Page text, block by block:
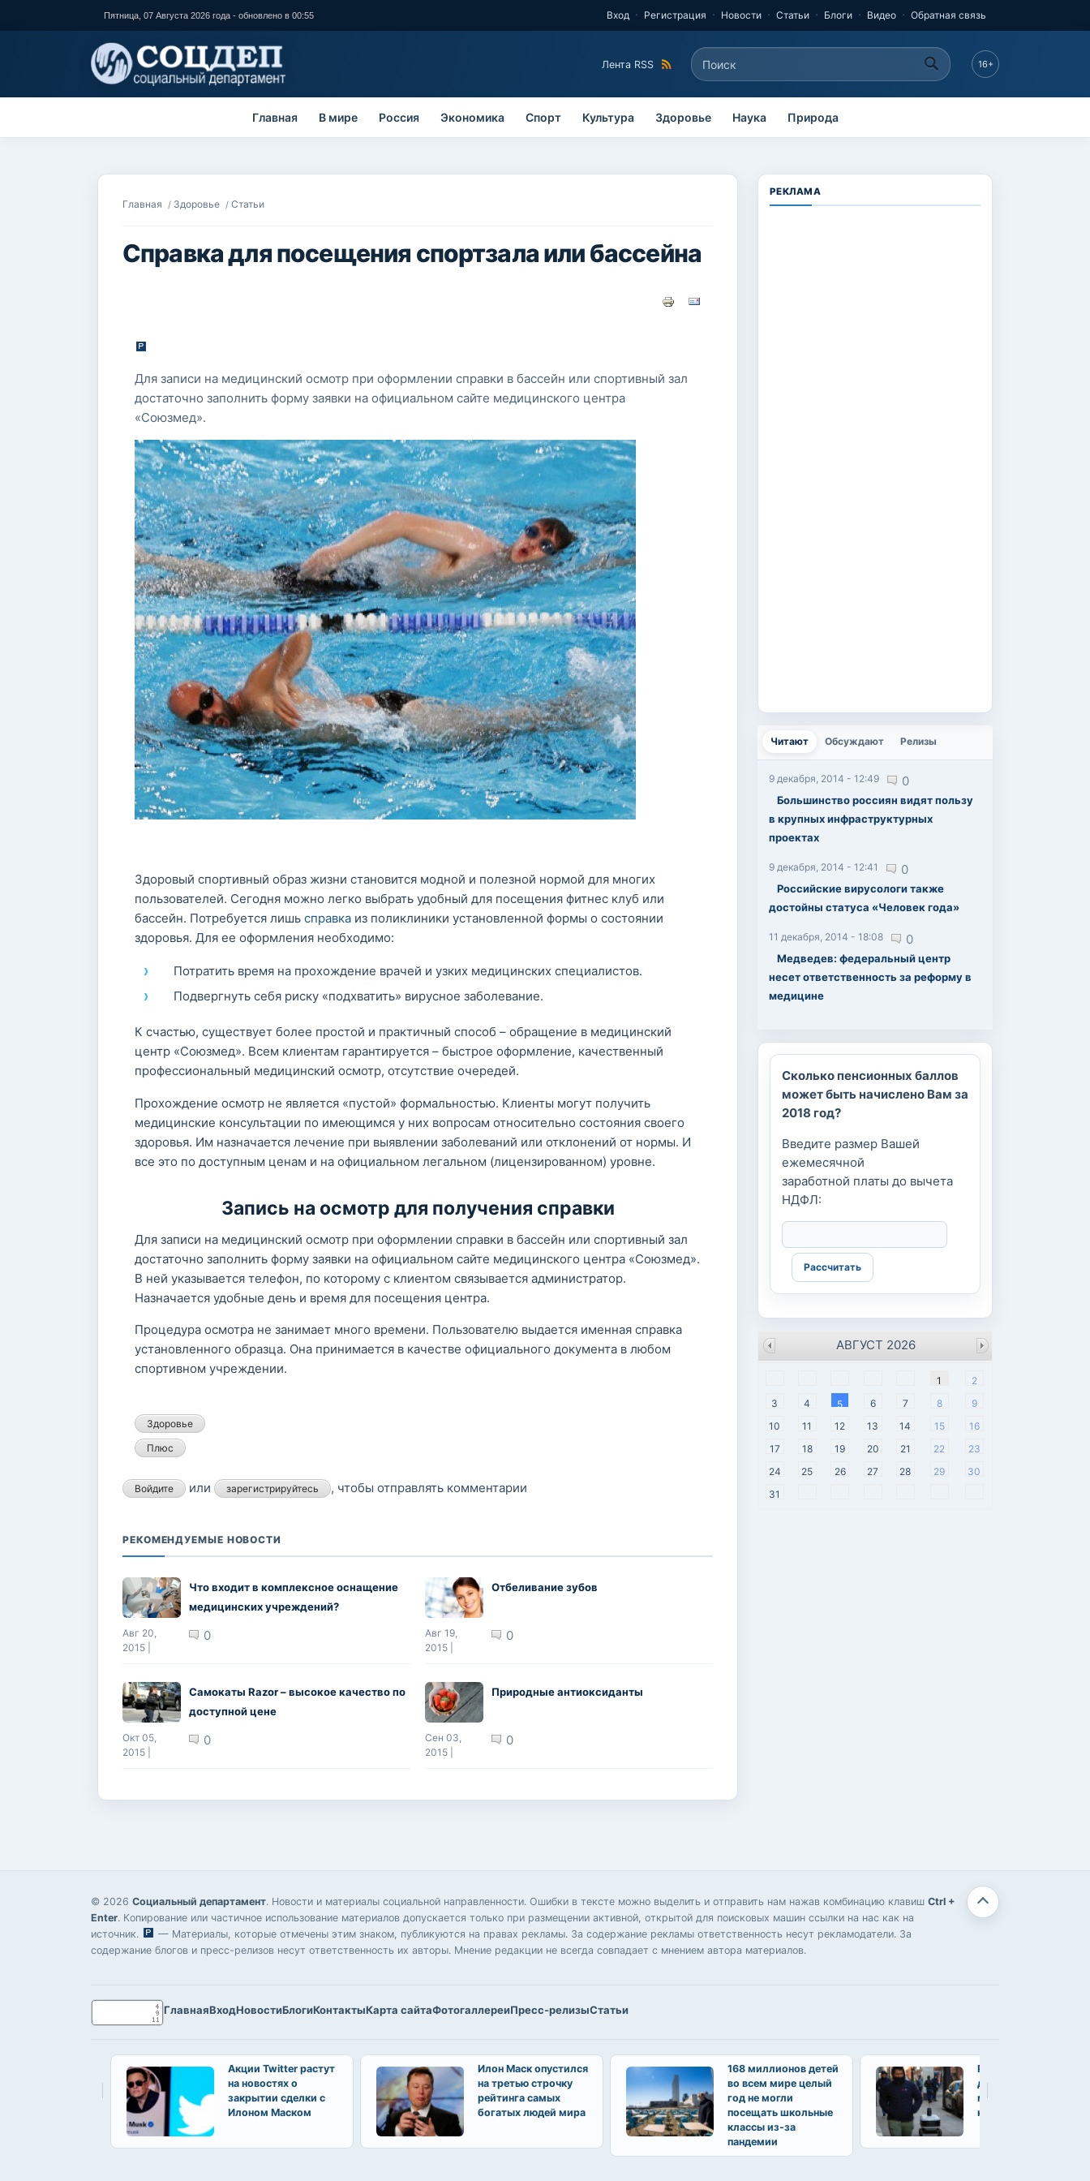
основному
Пятница, 07 Августа 2026 года - обновлено в 00:55 Вход Регистрация Новости Статьи Блоги Видео Обратная связь
Лента RSS Форма поиска
Поиск 16+
Главная В мире Россия Экономика Спорт Культура Здоровье Наука Природа
Вы здесь
Главная / Здоровье / Статьи
Справка для посещения спортзала или бассейна
Для записи на медицинский осмотр при оформлении справки в бассейн или спортивный зал
достаточно заполнить форму заявки на официальном сайте медицинского центра
«Союзмед».
Здоровый спортивный образ жизни становится модной и полезной нормой для многих
пользователей. Сегодня можно легко выбрать удобный для посещения фитнес клуб или
бассейн. Потребуется лишь справка из поликлиники установленной формы о состоянии
здоровья. Для ее оформления необходимо:
Потратить время на прохождение врачей и узких медицинских специалистов.
Подвергнуть себя риску «подхватить» вирусное заболевание.
К счастью, существует более простой и практичный способ – обращение в медицинский
центр «Союзмед». Всем клиентам гарантируется – быстрое оформление, качественный
профессиональный медицинский осмотр, отсутствие очередей.
Прохождение осмотр не является «пустой» формальностью. Клиенты могут получить
медицинские консультации по имеющимся у них вопросам относительно состояния своего
здоровья. Им назначается лечение при выявлении заболеваний или отклонений от нормы. И
все это по доступным ценам и на официальном легальном (лицензированном) уровне.
Запись на осмотр для получения справки
Для записи на медицинский осмотр при оформлении справки в бассейн или спортивный зал
достаточно заполнить форму заявки на официальном сайте медицинского центра «Союзмед».
В ней указывается телефон, по которому с клиентом связывается администратор.
Назначается удобные день и время для посещения центра.
Процедура осмотра не занимает много времени. Пользователю выдается именная справка
установленного образца. Она принимается в качестве официального документа в любом
спортивном учреждении.
Здоровье
Плюс
Войдите или зарегистрируйтесь , чтобы отправлять комментарии
РЕКОМЕНДУЕМЫЕ НОВОСТИ
Что входит в комплексное оснащение
медицинских учреждений?
Авг 20,
2015 |
0
Отбеливание зубов
Авг 19,
2015 |
0
Самокаты Razor – высокое качество по
доступной цене
Окт 05,
2015 |
0
Природные антиоксиданты
Сен 03,
2015 |
0
РЕКЛАМА
Читают
(активная вкладка)
Обсуждают Релизы
9 декабря, 2014 - 12:49 0
Большинство россиян видят пользу
в крупных инфраструктурных
проектах
9 декабря, 2014 - 12:41 0
Российские вирусологи также
достойны статуса «Человек года»
11 декабря, 2014 - 18:08 0
Медведев: федеральный центр
несет ответственность за реформу в
медицине
Сколько пенсионных баллов
может быть начислено Вам за
2018 год?
Введите размер Вашей
ежемесячной
заработной платы до вычета
НДФЛ:
1
2
3
4 5 6 7 8
9
10
11 12 13 14 15
16
17
18 19 20 21 22
23
24
25 26 27 28 29
30
31
АВГУСТ 2026
© 2026 Социальный департамент. Новости и материалы социальной направленности. Ошибки в тексте можно выделить и отправить нам нажав комбинацию клавиш Ctrl +
Enter. Копирование или частичное использование материалов допускается только при размещении активной, открытой для поисковых машин ссылки на нас как на
источник.
— Материалы, которые отмечены этим знаком, публикуются на правах рекламы. За содержание рекламы ответственность несут рекламодатели. За
содержание блогов и пресс-релизов несут ответственность их авторы. Мнение редакции не всегда совпадает с мнением автора материалов.
ГлавнаяВходНовостиБлогиКонтактыКарта сайтаФотогаллереиПресс-релизыСтатьи
Акции Twitter растут
на новостях о
закрытии сделки с
Илоном Маском
Илон Маск опустился
на третью строчку
рейтинга самых
богатых людей мира
168 миллионов детей
во всем мире целый
год не могли
посещать школьные
классы из-за
пандемии
Роботы-багги начали
доставлять еду
московским
клиентам